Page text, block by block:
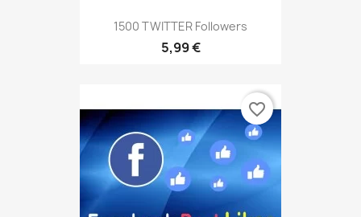
1500 TWITTER Followers
5,99 €
favorite_border